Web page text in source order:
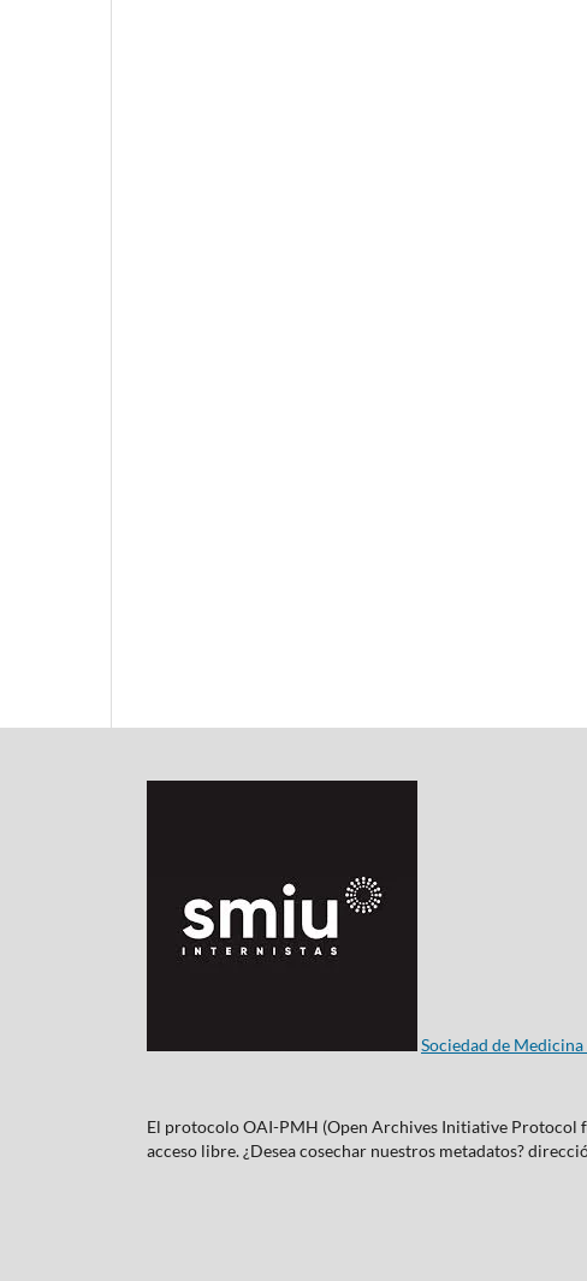
Sociedad de
El protocolo OAI-PMH (Open Archives Initiative Protocol
acceso libre. ¿Desea cosechar nuestros metadatos?